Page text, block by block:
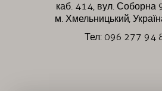
каб. 414, вул. Соборна
м. Хмельницький,
Тел: 096 277 94